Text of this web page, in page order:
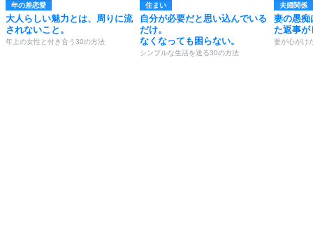
年の差恋愛
大人らしい魅力とは、周りに流
されないこと。
年上の女性と付き合う30の方法
住まい
自分が必要だと思い込んでいる
だけ。
なくなっても困らない。
シンプルな生活を送る30の方法
夫婦関係
妻の愚痴
た返事が
妻が心がけ